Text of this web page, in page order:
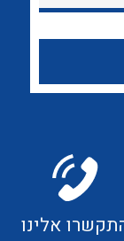
מוצרי היצרן
אלינו